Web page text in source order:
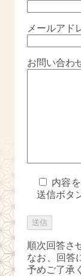
メールアド
お問い合わ
内容
送信ボタ
順次回答さ
なお、回答
予めご了承